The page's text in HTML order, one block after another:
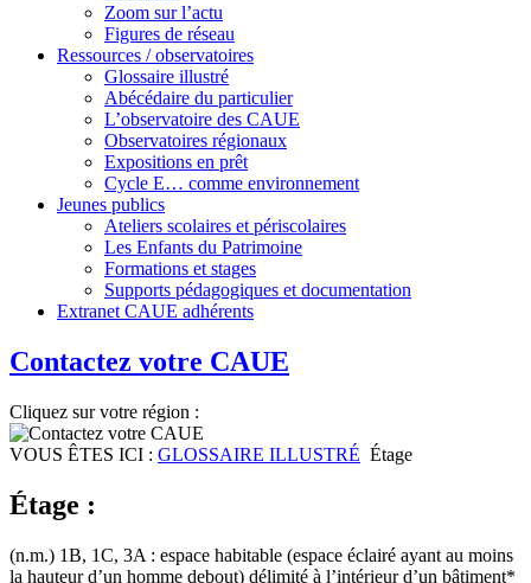
Zoom sur l’actu
Figures de réseau
Ressources / observatoires
Glossaire illustré
Abécédaire du particulier
L’observatoire des CAUE
Observatoires régionaux
Expositions en prêt
Cycle E… comme environnement
Jeunes publics
Ateliers scolaires et périscolaires
Les Enfants du Patrimoine
Formations et stages
Supports pédagogiques et documentation
Extranet CAUE adhérents
Contactez votre CAUE
Cliquez sur votre région :
VOUS ÊTES ICI : GLOSSAIRE ILLUSTRÉ Étage
Étage :
(n.m.) 1B, 1C, 3A : espace habitable (espace éclairé ayant au moins
la hauteur d’un homme debout) délimité à l’intérieur d’un bâtiment*